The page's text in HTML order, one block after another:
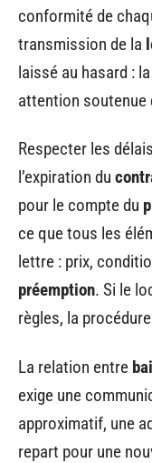
conformité de
transmission de la
laissé au hasard : la
attention soutenue
Respecter les
l’expiration du
pour le compte du
ce que tous les
lettre : prix,
préemption. Si le
règles, la
La relation entre
exige une
approximatif, une
repart pour une